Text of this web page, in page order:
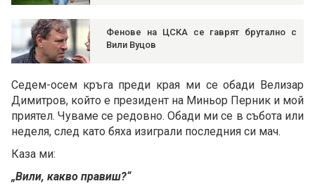
Фенове на ЦСКА се гаврят брутално с
Вили Вуцов
Седем-осем кръга преди края ми се обади Велизар
Димитров, който е президент на Миньор Перник и мой
приятел. Чуваме се редовно. Обади ми се в събота или
неделя, след като бяха изиграли последния си мач.
Каза ми:
„Вили, какво правиш?“